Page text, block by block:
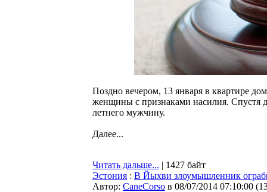
Поздно вечером, 13 января в квартире
женщины с признаками насилия. Спустя
летнего мужчину.
Далее...
Читать дальше... | 1427 байт
Эстония : В Йыхви злоумышленник
Автор: CaneCorso в 08/07/2014 07:10:00 (